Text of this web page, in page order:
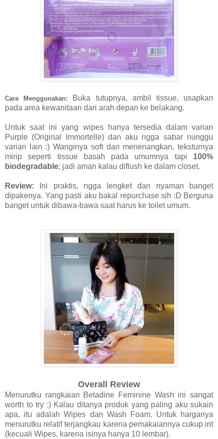
Cara Menggunakan:
Buka tutupnya, ambil tissue, usapkan
pada area kewanitaan dari arah depan ke belakang.
Untuk saat ini yang wipes hanya tersedia dalam varian
Purple (Original Immortelle) dan aku ngga sabar nunggu
varian lain :) Wanginya soft dan menenangkan, teksturnya
mirip seperti tissue basah pada umumnya tapi 100%
biodegradable; jadi aman kalau diflush ke dalam closet.
Review: Ini praktis, ngga lengket dan nyaman banget
dipakenya. Yang pasti aku bakal repurchase sih :D Berguna
banget untuk dibawa-bawa saat harus ke toilet umum.
Overall Review
Menurutku rangkaian Betadine Feminine Wash ini sangat
worth to try :) Kalau ditanya produk yang paling aku sukain
apa, itu adalah Wipes dan Wash Foam. Untuk harganya
menurutku relatif terjangkau karena pemakaiannya cukup irit
(kecuali Wipes, karena isinya hanya 10 lembar).